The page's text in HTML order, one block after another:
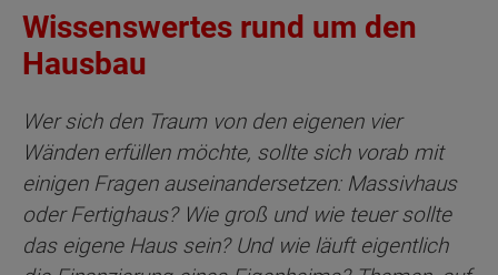
Wissenswertes rund um den
Hausbau
Wer sich den Traum von den eigenen vier
Wänden erfüllen möchte, sollte sich vorab mit
einigen Fragen auseinandersetzen: Massivhaus
oder Fertighaus? Wie groß und wie teuer sollte
das eigene Haus sein? Und wie läuft eigentlich